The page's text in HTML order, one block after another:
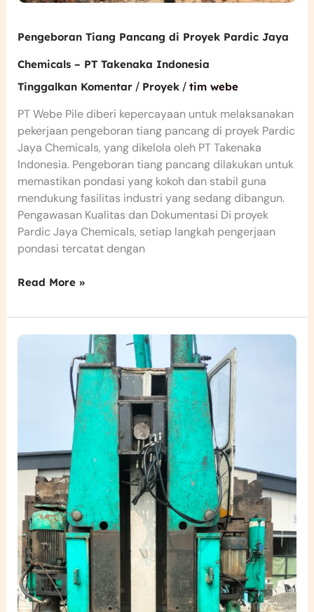
Pengeboran Tiang Pancang di Proyek Pardic Jaya
Chemicals – PT Takenaka Indonesia
Tinggalkan Komentar / Proyek/ tim webe
PT Webe Pile diberi kepercayaan untuk melaksanakan
pekerjaan pengeboran tiang pancang di proyek Pardic
Jaya Chemicals, yang dikelola oleh PT Takenaka
Indonesia. Pengeboran tiang pancang dilakukan untuk
memastikan pondasi yang kokoh dan stabil guna
mendukung fasilitas industri yang sedang dibangun.
Pengawasan Kualitas dan Dokumentasi Di proyek
Pardic Jaya Chemicals, setiap langkah pengerjaan
pondasi tercatat dengan
Read More »
Konstruksi
Penghubung
WG
–
Jakon